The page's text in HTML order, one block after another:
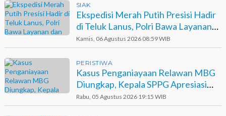
SIAK
Ekspedisi Merah Putih Presisi Hadir
di Teluk Lanus, Polri Bawa Layanan
dan Harapan
Kamis, 06 Agustus 2026 08:59 WIB
PERISTIWA
Kasus Penganiayaan Relawan MBG
Diungkap, Kepala SPPG Apresiasi
Kinerja Polisi
Rabu, 05 Agustus 2026 19:15 WIB